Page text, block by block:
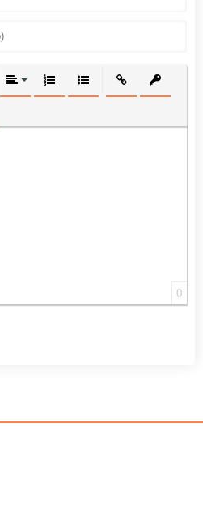
ВЫРАВНИВАНИЕ
НУМЕРОВАННЫЙ СПИСОК
МАРКИРОВАННЫЙ
ВСТАВИТЬ
ТЕКСТА
СПОЙЛЕРА
0